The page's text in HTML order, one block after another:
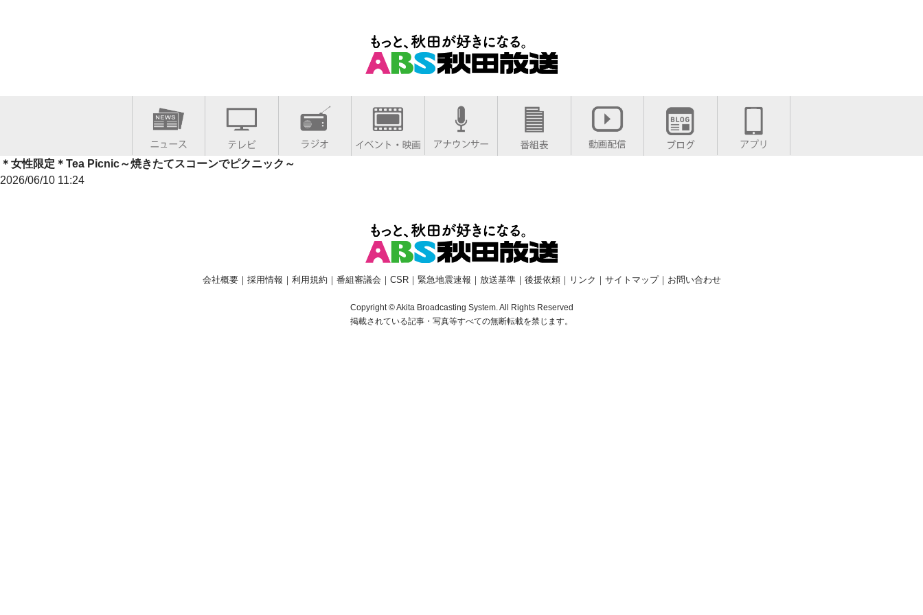
＊女性限定＊Tea Picnic～焼きたてスコーンでピクニック～
2026/06/10 11:24
会社概要｜ 採用情報 ｜ 利用規約 ｜ 番組審議会 ｜ CSR｜ 緊急地震速報 ｜ 放送基準｜ 後援依頼｜ リンク ｜ サイトマップ｜ お問い合わせ
Copyright © Akita Broadcasting System. All Rights Reserved
掲載されている記事・写真等すべての無断転載を禁じます。